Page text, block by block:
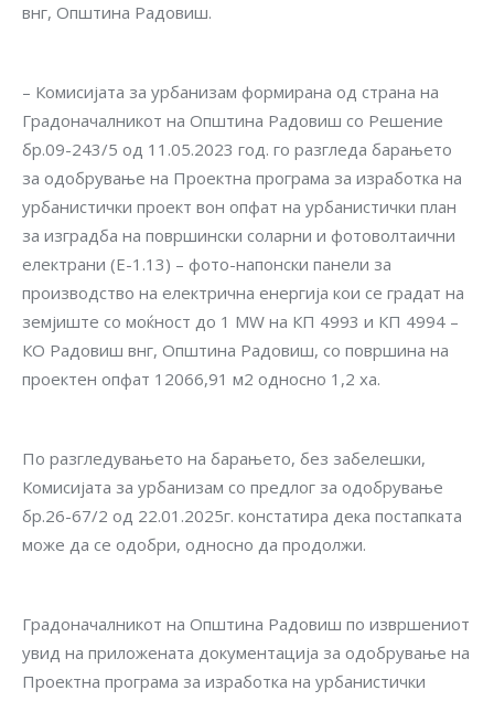
внг, Општина Радовиш.
– Комисијата за урбанизам формирана од страна на
Градоначалникот на Општина Радовиш со Решение
бр.09-243/5 од 11.05.2023 год. го разгледа барањето
за одобрување на Проектна програма за изработка на
урбанистички проект вон опфат на урбанистички план
за изградба на површински соларни и фотоволтаични
електрани (Е-1.13) – фото-напонски панели за
производство на електрична енергија кои се градат на
земјиште со моќност до 1 MW на КП 4993 и КП 4994 –
КО Радовиш внг, Општина Радовиш, со површина на
проектен опфат 12066,91 м2 односно 1,2 ха.
По разгледувањето на барањето, без забелешки,
Комисијата за урбанизам со предлог за одобрување
бр.26-67/2 од 22.01.2025г. констатира дека постапката
може да се одобри, односно да продолжи.
Градоначалникот на Општина Радовиш по извршениот
увид на приложената документација за одобрување на
Проектна програма за изработка на урбанистички